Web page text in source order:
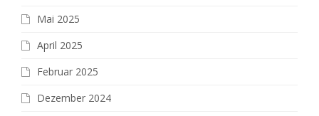
Mai 2025
April 2025
Februar 2025
Dezember 2024